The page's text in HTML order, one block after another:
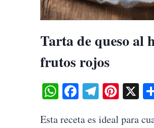
Tarta de queso al
frutos rojos
WhatsApp
FacebookX
Esta receta es ideal para